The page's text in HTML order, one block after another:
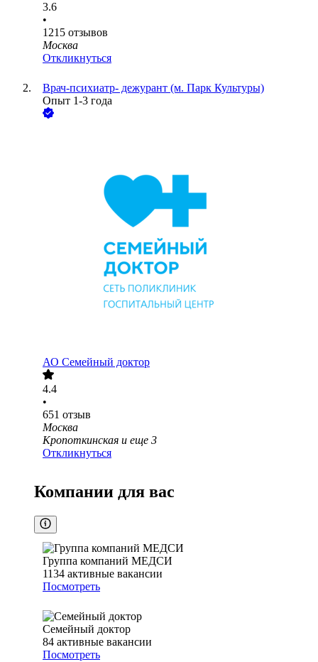
3.6
•
1215 отзывов
Москва
Откликнуться
Врач-психиатр- дежурант (м. Парк Культуры)
Опыт 1-3 года
АО Семейный доктор
4.4
•
651 отзыв
Москва
Кропоткинская и еще 3
Откликнуться
Компании для вас
Группа компаний МЕДСИ
1134 активные вакансии
Посмотреть
Семейный доктор
84 активные вакансии
Посмотреть